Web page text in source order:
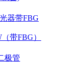
器带FBG
带FBG）
极管